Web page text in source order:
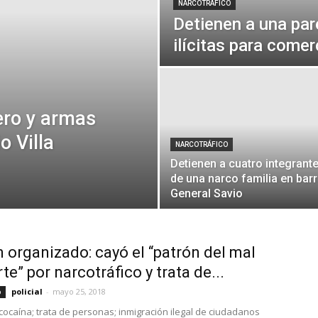
y armas
Villa
NARCOTRÁFICO
Detienen a una
ilícitas para
NARCOTRÁFICO
Detienen a cuatro
de una narco familia en
General Savio
organizado: cayó el “patrón del mal
por narcotráfico y trata de...
policial - mayo 25, 2018
trata de personas; inmigración ilegal de ciudadanos